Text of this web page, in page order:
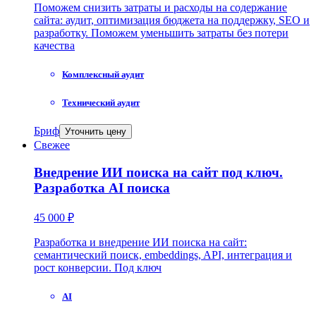
Поможем снизить затраты и расходы на содержание
сайта: аудит, оптимизация бюджета на поддержку, SEO и
разработку. Поможем уменьшить затраты без потери
качества
Комплексный аудит
Технический аудит
Бриф Уточнить цену
Свежее
Внедрение ИИ поиска на сайт под ключ.
Разработка AI поиска
45 000 ₽
Разработка и внедрение ИИ поиска на сайт:
семантический поиск, embeddings, API, интеграция и
рост конверсии. Под ключ
AI